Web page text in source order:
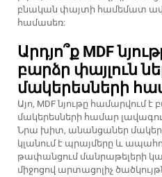
բնական փայտի համեմատ
համասեռ:
Արդյո՞ք MDF
բարձր փայլուն
մակերեսների
Այո, MDF նյութը համարվում
մակերեսների համար
Նրա խիտ, անանցաներ
կլանում է պրայմերը և
թափանցում մանրաթելերի
միջոցով արտացոլիչ